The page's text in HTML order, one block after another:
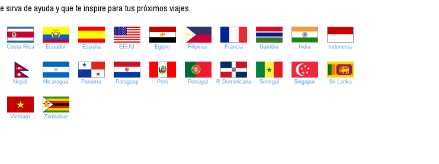
de ayuda y que te inspire para tus próximos viajes.
Costa Rica Ecuador España EEUU Egipto Filipinas Francia Gambia India Indonesia
Nepal Nicaragua Panamá Paraguay Perú Portugal R.Dominicana Senegal Singapur Sri Lanka
Vietnam Zimbabue